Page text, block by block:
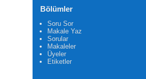
Bölümler
Soru Sor
Makale Yaz
Sorular
Makaleler
Üyeler
Etiketler